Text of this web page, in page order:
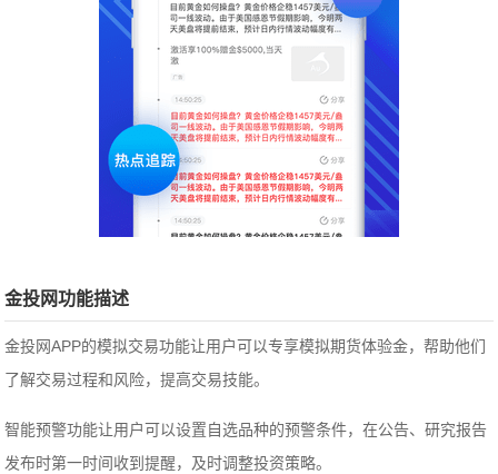
金投网功能描述
金投网APP的模拟交易功能让用户可以专享模拟期货体验金，帮助他们
了解交易过程和风险，提高交易技能。
智能预警功能让用户可以设置自选品种的预警条件，在公告、研究报告
发布时第一时间收到提醒，及时调整投资策略。